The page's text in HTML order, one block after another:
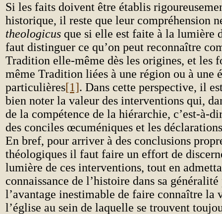
Si les faits doivent être établis
historique, il reste que leur compréhension
theologicus que si elle est faite à la lumière
faut distinguer ce qu’on peut reconnaître
Tradition elle-même dès les origines, et les
même Tradition liées à une région ou à une
particulières[1]. Dans cette perspective, il
bien noter la valeur des interventions qui,
de la compétence de la hiérarchie, c’est-à-
des conciles œcuméniques et les
En bref, pour arriver à des conclusions
théologiques il faut faire un effort de
lumière de ces interventions, tout en
connaissance de l’histoire dans sa généralité
l’avantage inestimable de faire connaître la
l’église au sein de laquelle se trouvent